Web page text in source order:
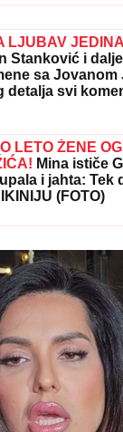
TELO"
ubistva Milke
"Sina su
sa Jovanom
detalja svi
ovog poznatog
najpoželjniji na